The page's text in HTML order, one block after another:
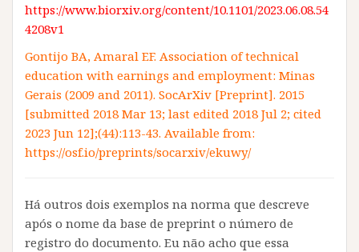
https://www.biorxiv.org/content/10.1101/2023.06.08.54
4208v1
Gontijo BA, Amaral EF. Association of technical
education with earnings and employment: Minas
Gerais (2009 and 2011). SocArXiv [Preprint]. 2015
[submitted 2018 Mar 13; last edited 2018 Jul 2; cited
2023 Jun 12];(44):113-43. Available from:
https://osf.io/preprints/socarxiv/ekuwy/
Há outros dois exemplos na norma que descreve
após o nome da base de preprint o número de
registro do documento. Eu não acho que essa